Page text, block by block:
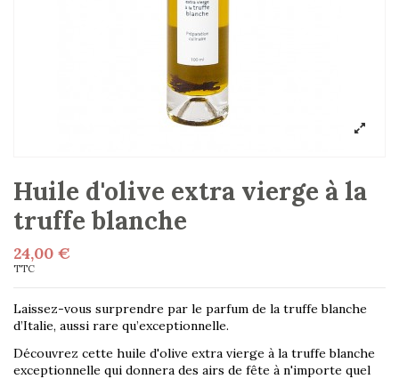
Huile d'olive extra vierge à la
truffe blanche
24,00 €
TTC
Laissez-vous surprendre par le parfum de la truffe blanche
d’Italie, aussi rare qu’exceptionnelle.
Découvrez cette huile d'olive extra vierge à la truffe blanche
exceptionnelle qui donnera des airs de fête à n'importe quel